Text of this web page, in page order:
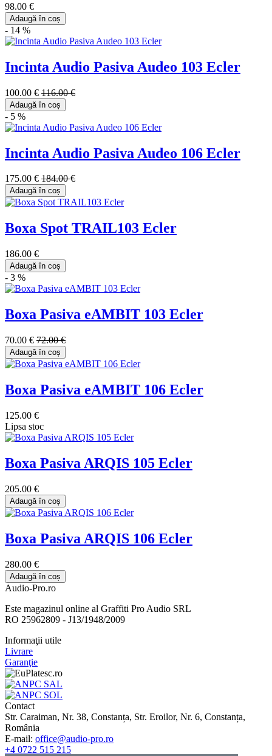
98.00 €
Adaugă în coș
- 14 %
Incinta Audio Pasiva Audeo 103 Ecler
100.00 € 116.00 €
Adaugă în coș
- 5 %
Incinta Audio Pasiva Audeo 106 Ecler
175.00 € 184.00 €
Adaugă în coș
Boxa Spot TRAIL103 Ecler
186.00 €
Adaugă în coș
- 3 %
Boxa Pasiva eAMBIT 103 Ecler
70.00 € 72.00 €
Adaugă în coș
Boxa Pasiva eAMBIT 106 Ecler
125.00 €
Lipsa stoc
Boxa Pasiva ARQIS 105 Ecler
205.00 €
Adaugă în coș
Boxa Pasiva ARQIS 106 Ecler
280.00 €
Adaugă în coș
Audio-Pro.ro
Este magazinul online al Graffiti Pro Audio SRL
RO 25962809 - J13/1948/2009
Informaţii utile
Livrare
Garanţie
Contact
Str. Caraiman, Nr. 38, Constanța, Str. Eroilor, Nr. 6, Constanța,
România
E-mail: office@audio-pro.ro
+4 0722 515 215